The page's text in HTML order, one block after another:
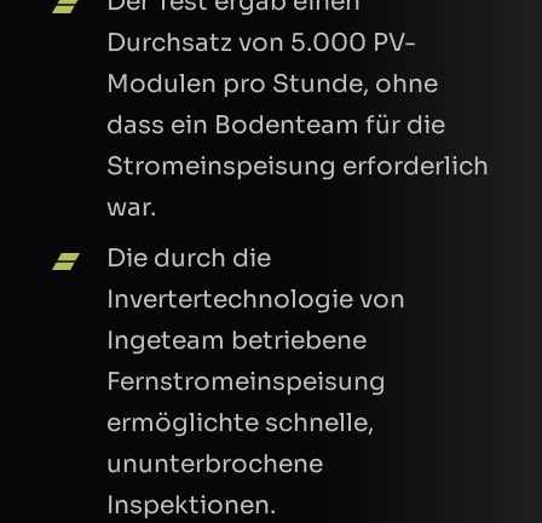
Durchsatz von 5.000 PV-
Modulen pro Stunde, ohne
dass ein Bodenteam für die
Stromeinspeisung erforderlich
war.
Die durch die
Invertertechnologie von
Ingeteam betriebene
Fernstromeinspeisung
ermöglichte schnelle,
ununterbrochene
Inspektionen.